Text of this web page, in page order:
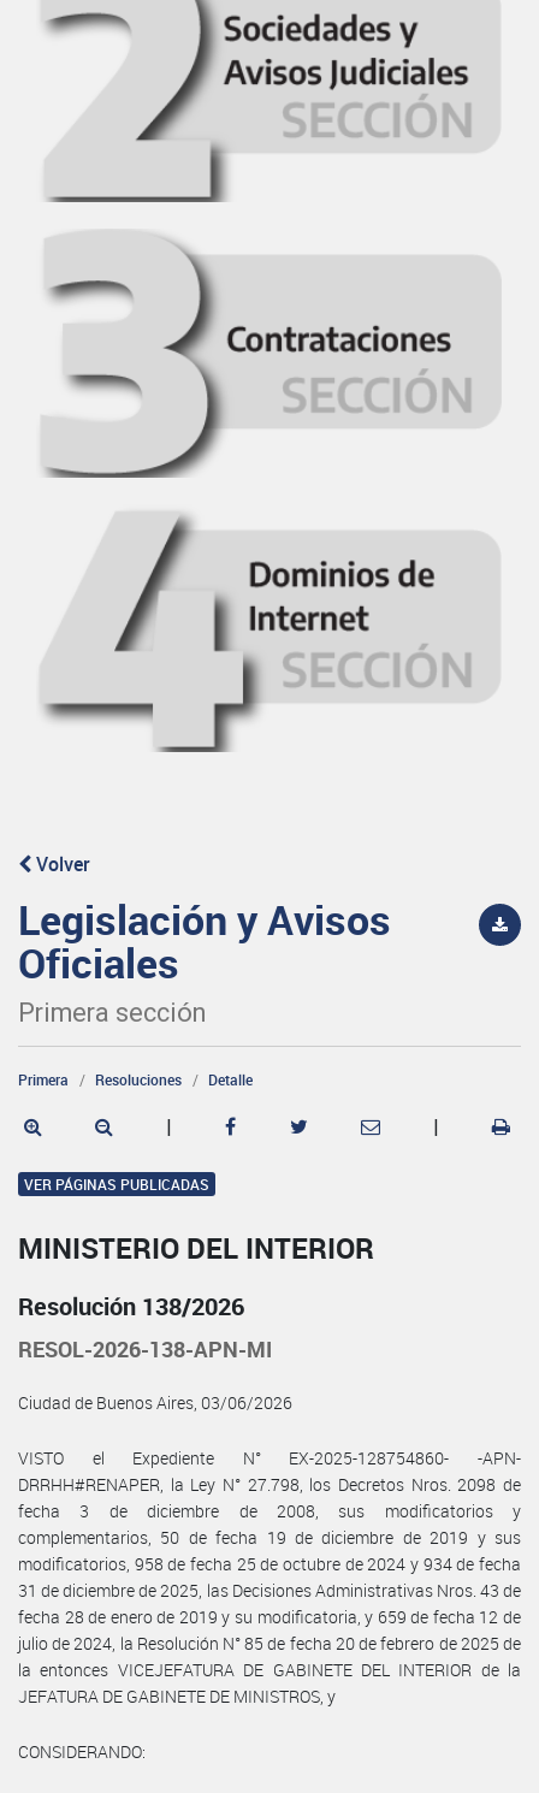
Volver
Legislación y Avisos
Oficiales
Primera sección
Primera Resoluciones Detalle
| |
VER PÁGINAS PUBLICADAS
MINISTERIO DEL INTERIOR
Resolución 138/2026
RESOL-2026-138-APN-MI
Ciudad de Buenos Aires, 03/06/2026
VISTO el Expediente N° EX-2025-128754860- -APN-
DRRHH#RENAPER, la Ley N° 27.798, los Decretos Nros. 2098 de
fecha 3 de diciembre de 2008, sus modificatorios y
complementarios, 50 de fecha 19 de diciembre de 2019 y sus
modificatorios, 958 de fecha 25 de octubre de 2024 y 934 de fecha
31 de diciembre de 2025, las Decisiones Administrativas Nros. 43 de
fecha 28 de enero de 2019 y su modificatoria, y 659 de fecha 12 de
julio de 2024, la Resolución N° 85 de fecha 20 de febrero de 2025 de
la entonces VICEJEFATURA DE GABINETE DEL INTERIOR de la
JEFATURA DE GABINETE DE MINISTROS, y
CONSIDERANDO: